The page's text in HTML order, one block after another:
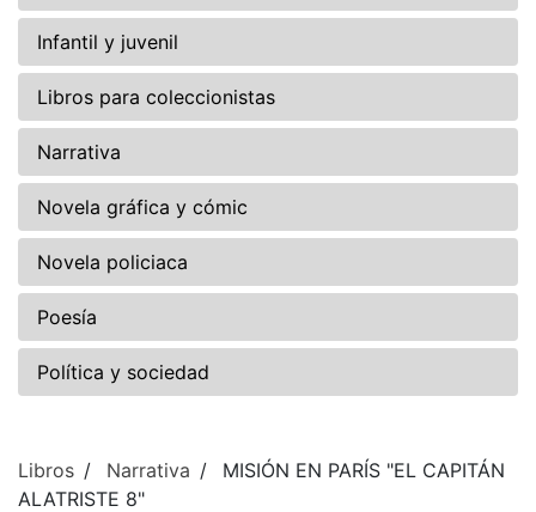
Infantil y juvenil
Libros para coleccionistas
Narrativa
Novela gráfica y cómic
Novela policiaca
Poesía
Política y sociedad
Libros Narrativa
MISIÓN EN PARÍS "EL CAPITÁN
ALATRISTE 8"